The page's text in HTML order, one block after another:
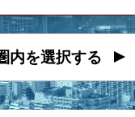
内を選択する